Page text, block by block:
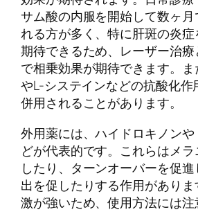
サム酸の内服を開始して数ヶ月
れる方が多く、特に肝斑の炎症
期待できるため、レーザー治療
で相乗効果が期待できます。
やL-システインなどの抗酸化作
併用されることがあります。
外用薬には、ハイドロキノン
どが代表的です。これらはメ
したり、ターンオーバーを促
出を促したりする作用があり
激が強いため、使用方法には注